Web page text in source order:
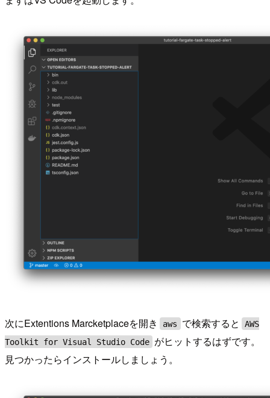
次にExtentions Marcketplaceを開き aws で検索すると
AWS
Toolkit for Visual Studio Code がヒットするはずです。
見つかったらインストールしましょう。